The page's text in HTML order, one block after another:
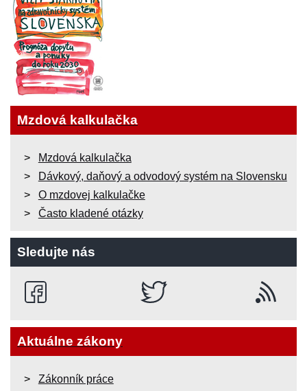
Mzdová kalkulačka
Mzdová kalkulačka
Dávkový, daňový a odvodový systém na Slovensku
O mzdovej kalkulačke
Často kladené otázky
Sledujte nás
Aktuálne zákony
Zákonník práce